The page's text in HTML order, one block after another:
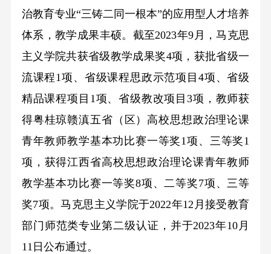
治教育专业“三铸二同一根本”的应用型人才培养
体系，教学成果丰硕。截至2023年9月，马克思
主义学院共获省级教学成果奖4项，获批省级一
流课程1项、省级课程思政示范项目4项、省级
精品课程项目1项、省级教改项目3项，教师获
得粤桂琼赣滇五省（区）高校思想政治理论课
青年教师教学基本功比赛一等奖1项、三等奖1
项，获得江西省高校思想政治理论课青年教师
教学基本功比赛一等奖8项、二等奖7项、三等
奖7项。马克思主义学院于2022年12月接受教育
部门师范类专业第二级认证，并于2023年10月
11日公布通过。